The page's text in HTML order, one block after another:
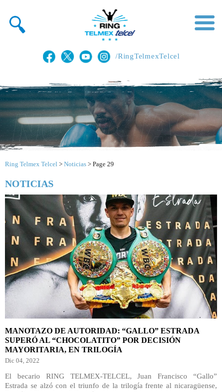
/RingTelmexTelcel
Ring Telmex Telcel > Noticias > Page 29
NOTICIAS
MANOTAZO DE AUTORIDAD: “GALLO” ESTRADA
SUPERÓ AL “CHOCOLATITO” POR DECISIÓN
MAYORITARIA, EN TRILOGÍA
Dic 04, 2022
El becario RING TELMEX-TELCEL, Juan Francisco “Gallo”
Estrada se alzó con el triunfo de la trilogía frente al nicaragüense,